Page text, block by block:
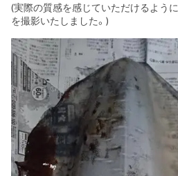
(実際の質感を感じていただけるよう
を撮影いたしました。)